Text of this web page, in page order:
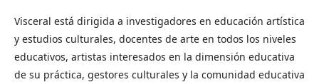
Visceral está dirigida a investigadores en educación artística
y estudios culturales, docentes de arte en todos los niveles
educativos, artistas interesados en la dimensión educativa
de su práctica, gestores culturales y la comunidad educativa